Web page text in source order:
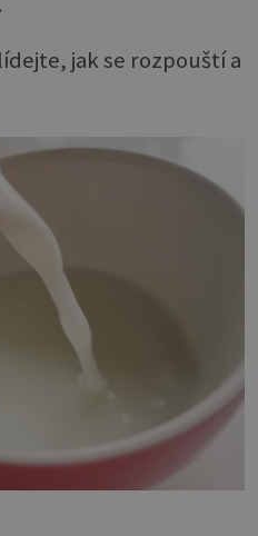
jak se rozpouští a